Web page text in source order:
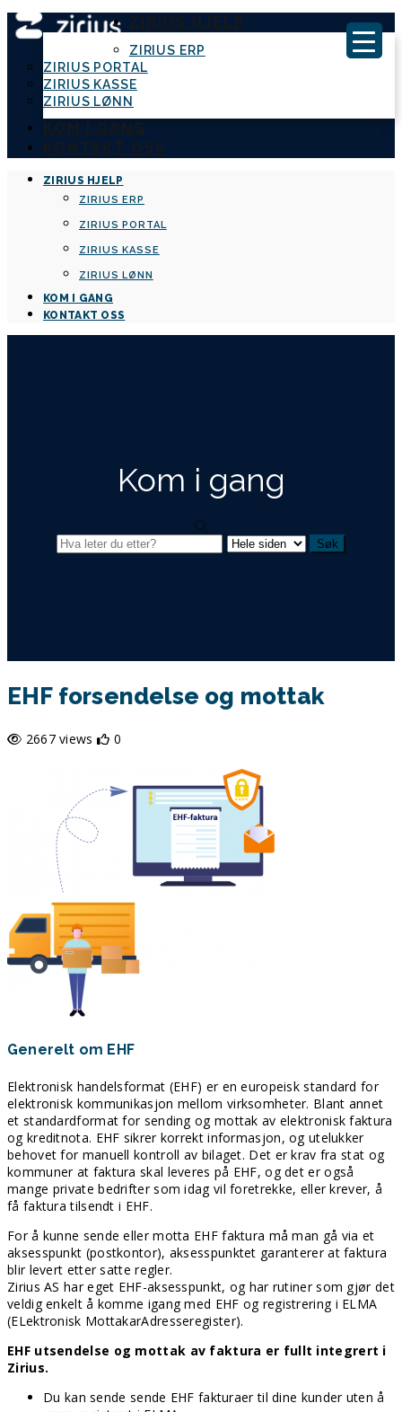
ZIRIUS HJELP
ZIRIUS ERP
ZIRIUS PORTAL
ZIRIUS KASSE
ZIRIUS LØNN
KOM I GANG
KONTAKT OSS
ZIRIUS HJELP
ZIRIUS ERP
ZIRIUS PORTAL
ZIRIUS KASSE
ZIRIUS LØNN
KOM I GANG
KONTAKT OSS
Kom i gang
EHF forsendelse og mottak
2667 views 0
Generelt om EHF
Elektronisk handelsformat (EHF) er en europeisk standard for
elektronisk kommunikasjon mellom virksomheter. Blant annet
et standardformat for sending og mottak av elektronisk faktura
og kreditnota. EHF sikrer korrekt informasjon, og utelukker
behovet for manuell kontroll av bilaget. Det er krav fra stat og
kommuner at faktura skal leveres på EHF, og det er også
mange private bedrifter som idag vil foretrekke, eller krever, å
få faktura tilsendt i EHF.
For å kunne sende eller motta EHF faktura må man gå via et
aksesspunkt (postkontor), aksesspunktet garanterer at faktura
blir levert etter satte regler.
Zirius AS har eget EHF-aksesspunkt, og har rutiner som gjør det
veldig enkelt å komme igang med EHF og registrering i ELMA
(ELektronisk MottakarAdresseregister).
EHF utsendelse og mottak av faktura er fullt integrert i
Zirius.
Du kan sende sende EHF fakturaer til dine kunder uten å